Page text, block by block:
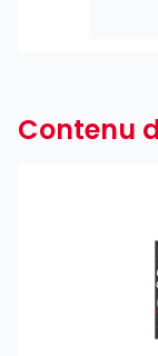
Contenu